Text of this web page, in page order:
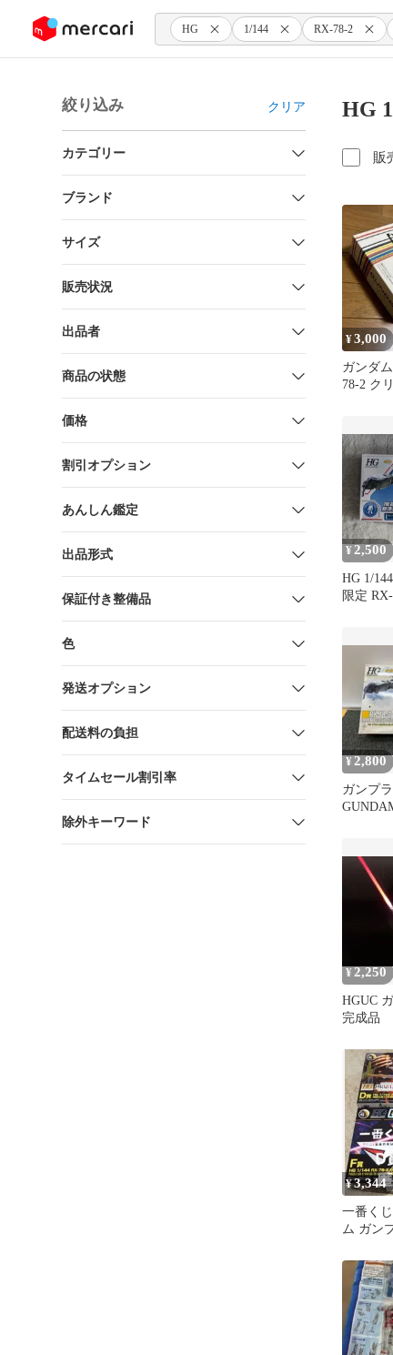
ツにスキップ HG 1/144 RX-78-2
絞り込み クリア
カテゴリー
ブランド
サイズ
販売状況
出品者
商品の状態
価格
割引オプション
あんしん鑑定
出品形式
保証付き整備品
色
発送オプション
配送料の負担
タイムセール割引率
除外キーワード
HG
販
¥3,000
ガンダ
78-2 ク
¥ 2,500
HG 1/
限定
¥ 2,800
ガンプ
¥ 2,250
HGUC
完成品
¥3,344
一番く
ム ガン